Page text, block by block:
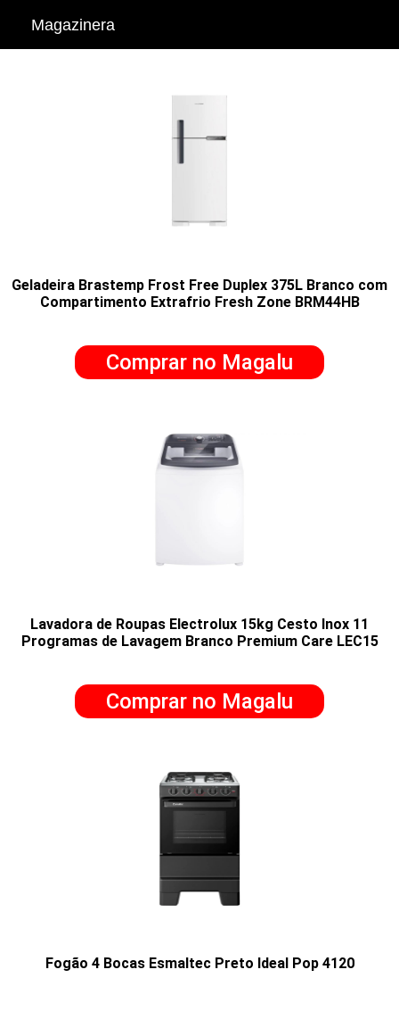
Magazinera
Geladeira Brastemp Frost Free Duplex 375L Branco com
Compartimento Extrafrio Fresh Zone BRM44HB
Comprar no Magalu
Lavadora de Roupas Electrolux 15kg Cesto Inox 11
Programas de Lavagem Branco Premium Care LEC15
Comprar no Magalu
Fogão 4 Bocas Esmaltec Preto Ideal Pop 4120